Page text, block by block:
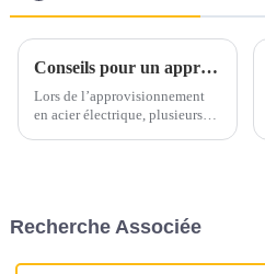
Conseils pour un approvisionnement en acier électrique en toute confiance
Lors de l’approvisionnement
en acier électrique, plusieurs
votre prise de décision.1.
Recherche Associée